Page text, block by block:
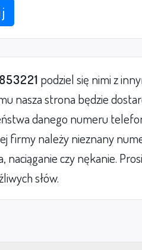
podziel się nimi z
nasza strona będzie
danego numeru
firmy należy nieznany
czy nękanie.
słów.